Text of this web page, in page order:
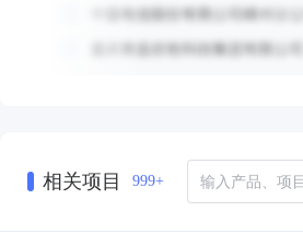
相关项目 999+